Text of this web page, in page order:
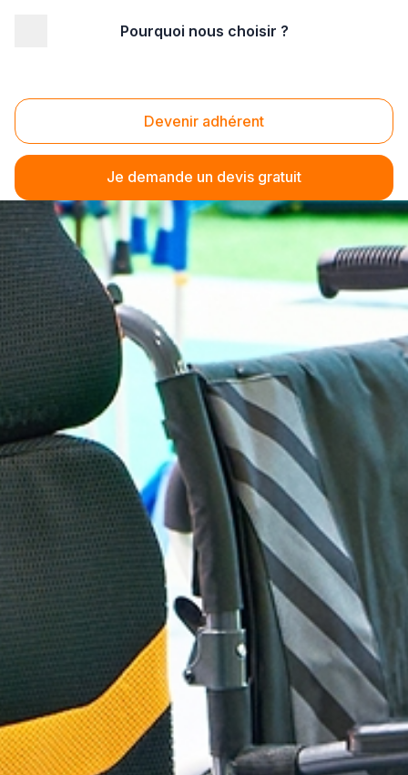
Pourquoi nous choisir ?
Devenir adhérent
Je demande un devis gratuit